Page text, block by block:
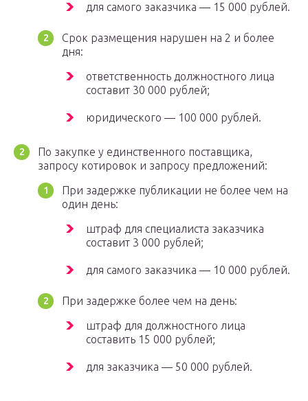
для самого заказчика — 15 000 рублей.
Срок размещения нарушен на 2 и более
дня:
ответственность должностного лица
составит 30 000 рублей;
юридического — 100 000 рублей.
По закупке у единственного поставщика,
запросу котировок и запросу предложений:
При задержке публикации не более чем на
один день:
штраф для специалиста заказчика
составит 3 000 рублей;
для самого заказчика — 10 000 рублей.
При задержке более чем на день:
штраф для должностного лица
составить 15 000 рублей;
для заказчика — 50 000 рублей.